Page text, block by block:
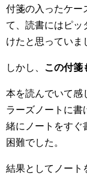
付箋の入ったケー
て、読書にはピッ
けたと思っていま
しかし、 この付箋
本を読んでいて感
ラーズノートに書
緒にノートをすぐ
困難でした。
結果としてノート